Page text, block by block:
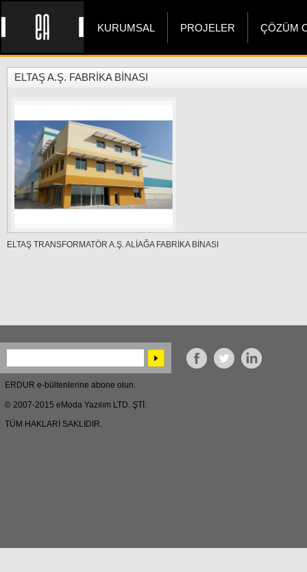
KURUMSAL PROJELER ÇÖZÜM
ELTAŞ A.Ş. FABRİKA BİNASI
ELTAŞ TRANSFORMATÖR A.Ş. ALİAĞA FABRİKA BİNASI
ERDUR e-bültenlerine abone olun.
© 2007-2015 eModa Yazılım LTD. ŞTİ.
TÜM HAKLARI SAKLIDIR.